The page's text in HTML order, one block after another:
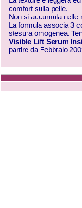
comfort sulla pelle.
Non si accumula nelle
La formula associa 3
stesura omogenea.
Visible Lift Serum
partire da Febbraio